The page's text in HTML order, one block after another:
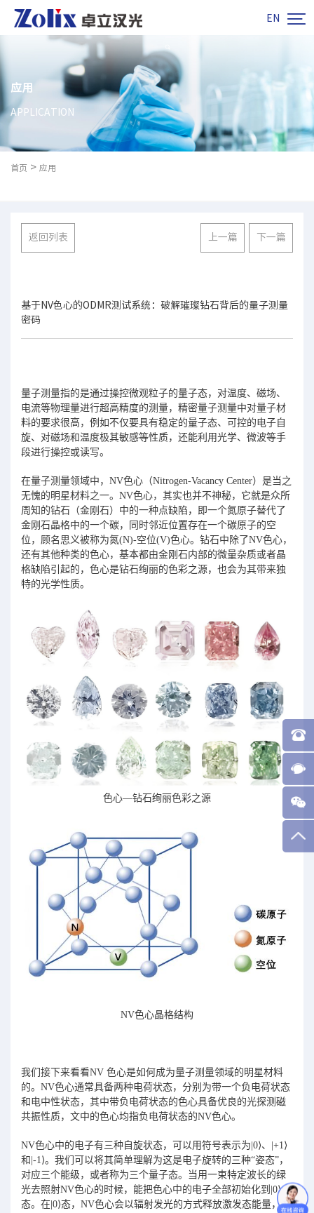
EN 
应用
APPLICATION
首页 > 应用
返回列表 上一篇 下一篇
基于NV色心的ODMR测试系统：破解璀璨钻石背后的量子测量
密码
量子测量指的是通过操控微观粒子的量子态，对温度、磁场、
电流等物理量进行超高精度的测量，精密量子测量中对量子材
料的要求很高，例如不仅要具有稳定的量子态、可控的电子自
旋、对磁场和温度极其敏感等性质，还能利用光学、微波等手
段进行操控或读写。
在量子测量领域中，NV色心（Nitrogen-Vacancy Center）是当之
无愧的明星材料之一。NV色心，其实也并不神秘，它就是众所
周知的钻石（金刚石）中的一种点缺陷，即一个氮原子替代了
金刚石晶格中的一个碳，同时邻近位置存在一个碳原子的空
位，顾名思义被称为氮(N)-空位(V)色心。钻石中除了NV色心，
还有其他种类的色心，基本都由金刚石内部的微量杂质或者晶
格缺陷引起的，色心是钻石绚丽的色彩之源，也会为其带来独
特的光学性质。
色心—钻石绚丽色彩之源
NV色心晶格结构
我们接下来看看NV 色心是如何成为量子测量领域的明星材料
的。NV色心通常具备两种电荷状态，分别为带一个负电荷状态
和电中性状态，其中带负电荷状态的色心具备优良的光探测磁
共振性质，文中的色心均指负电荷状态的NV色心。
NV色心中的电子有三种自旋状态，可以用符号表示为|0⟩、|+1⟩
和|-1⟩。我们可以将其简单理解为这是电子旋转的三种“姿态”，
对应三个能级，或者称为三个量子态。当用一束特定波长的绿
光去照射NV色心的时候，能把色心中的电子全部初始化到|0⟩
态。在|0⟩态，NV色心会以辐射发光的方式释放激发态能量，发